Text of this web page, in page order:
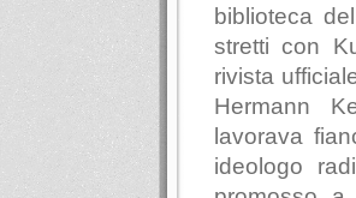
biblioteca
stretti con
rivista
Hermann
lavorava
ideologo